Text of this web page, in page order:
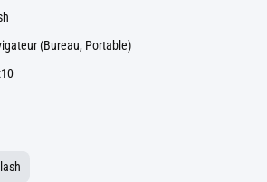
(Bureau, Portable)